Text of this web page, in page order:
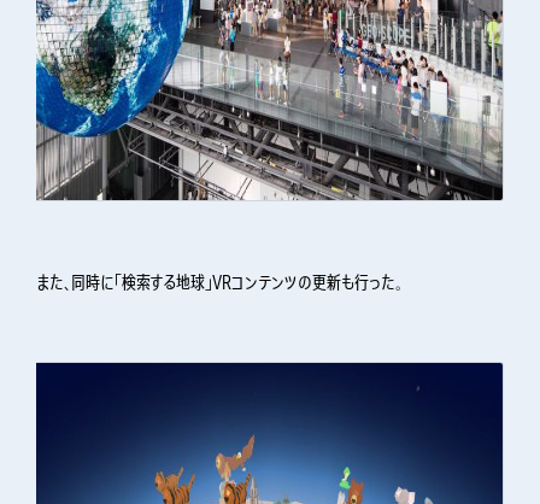
また、同時に「検索する地球」VRコンテンツの更新も行った。